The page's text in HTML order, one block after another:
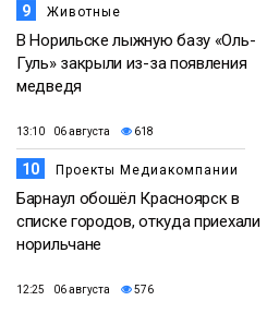
9 Животные
В Норильске лыжную базу «Оль-
Гуль» закрыли из-за появления
медведя
13:10 06 августа 618
10 Проекты Медиакомпании
Барнаул обошёл Красноярск в
списке городов, откуда приехали
норильчане
12:25 06 августа 576